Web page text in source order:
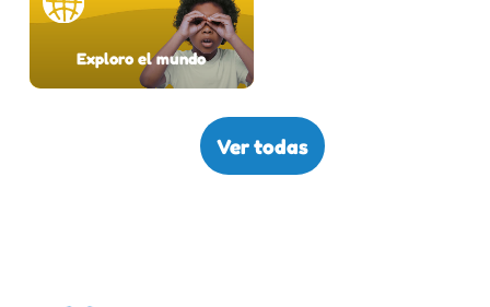
Exploro el mundo
Ver todas